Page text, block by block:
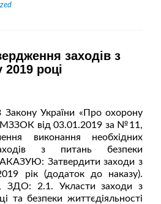
заходів з
2019 році
Закону України «Про охорону
від 03.01.2019 за №11,
виконання необхідних
з питань безпеки
Затвердити заходи з
рік (додаток до наказу).
ЗДО: 2.1. Укласти заходи з
та безпеки життєдіяльності